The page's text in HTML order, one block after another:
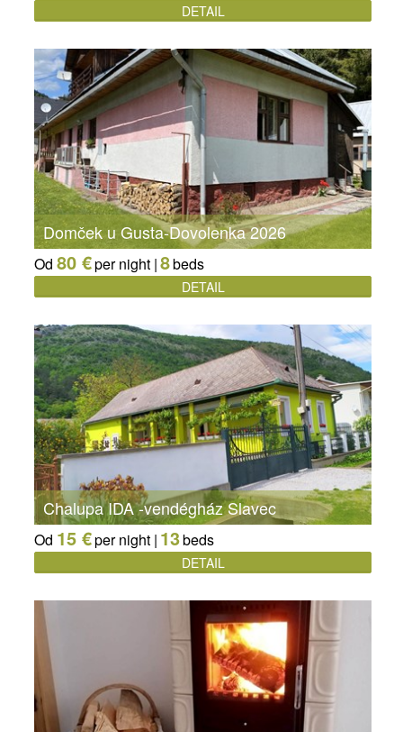
DETAIL
Domček u Gusta-Dovolenka 2026
Od 80 €per night |8beds
DETAIL
Chalupa IDA -vendégház Slavec
Od 15 €per night | 13beds
DETAIL